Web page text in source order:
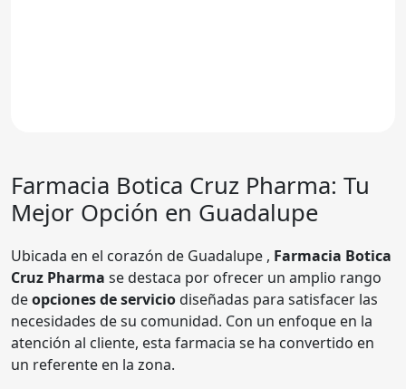
Farmacia Botica Cruz Pharma: Tu
Mejor Opción en Guadalupe
Ubicada en el corazón de Guadalupe , Farmacia Botica
Cruz Pharma se destaca por ofrecer un amplio rango
deopciones de serviciodiseñadas para satisfacer las
necesidades de su comunidad. Con un enfoque en la
atención al cliente, esta farmacia se ha convertido en
un referente en la zona.